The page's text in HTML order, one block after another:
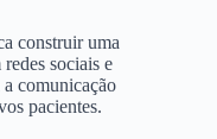
construir uma
sociais e
comunicação
pacientes.